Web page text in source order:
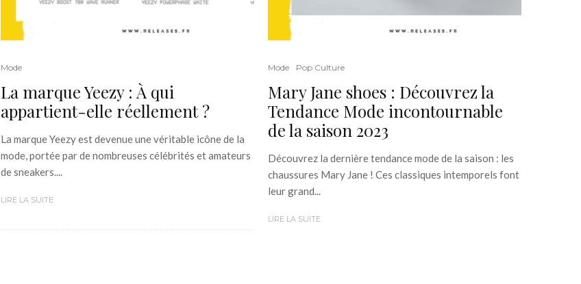
Mode
La marque Yeezy : À qui
appartient-elle réellement ?
La marque Yeezy est devenue une véritable icône de la
mode, portée par de nombreuses célébrités et amateurs
de sneakers....
LIRE LA SUITE
Mode Pop Culture
Mary Jane shoes : Découvrez la
Tendance Mode incontournable
de la saison 2023
Découvrez la dernière tendance mode de la saison : les
chaussures Mary Jane ! Ces classiques intemporels font
leur grand...
LIRE LA SUITE